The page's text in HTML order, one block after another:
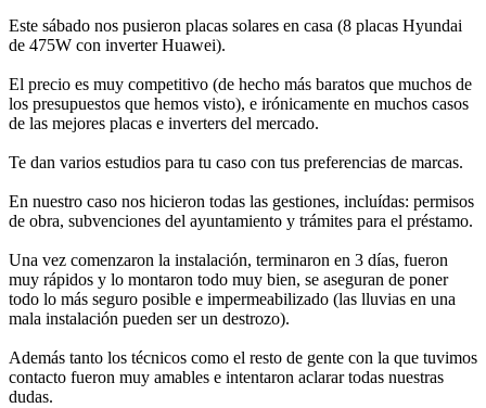
Este sábado nos pusieron placas solares en casa (8 placas Hyundai
de 475W con inverter Huawei).
El precio es muy competitivo (de hecho más baratos que muchos de
los presupuestos que hemos visto), e irónicamente en muchos casos
de las mejores placas e inverters del mercado.
Te dan varios estudios para tu caso con tus preferencias de marcas.
En nuestro caso nos hicieron todas las gestiones, incluídas: permisos
de obra, subvenciones del ayuntamiento y trámites para el préstamo.
Una vez comenzaron la instalación, terminaron en 3 días, fueron
muy rápidos y lo montaron todo muy bien, se aseguran de poner
todo lo más seguro posible e impermeabilizado (las lluvias en una
mala instalación pueden ser un destrozo).
Además tanto los técnicos como el resto de gente con la que tuvimos
contacto fueron muy amables e intentaron aclarar todas nuestras
dudas.